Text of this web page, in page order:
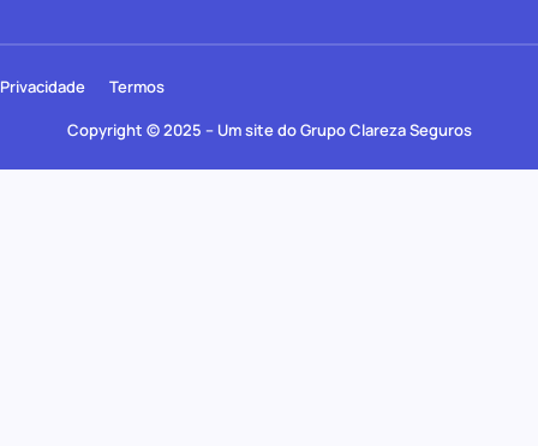
Copyright © 2025 – Um site do Grupo Clareza Seguros
Privacidade Termos